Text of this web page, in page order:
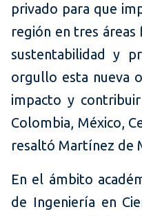
privado para que
región en tres áreas
sustentabilidad y
orgullo esta nueva
impacto y
Colombia, México,
resaltó Martínez de
En el ámbito
de Ingeniería en